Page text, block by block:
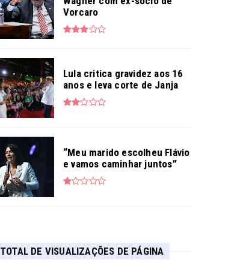
Vorcaro
Lula critica gravidez aos 16
anos e leva corte de Janja
“Meu marido escolheu Flávio
e vamos caminhar juntos”
TOTAL DE VISUALIZAÇÕES DE PÁGINA